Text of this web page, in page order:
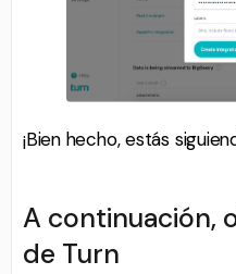
¡Bien hecho, estás
A continuación,
de Turn